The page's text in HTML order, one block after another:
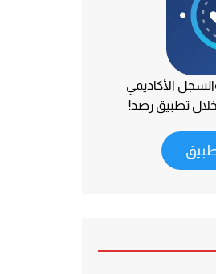
الأكاديمي
تطبيق رصد!